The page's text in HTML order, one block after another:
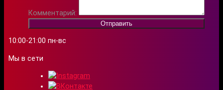
Комментарий:
Отправить
10:00-21:00 пн-вс
Мы в сети